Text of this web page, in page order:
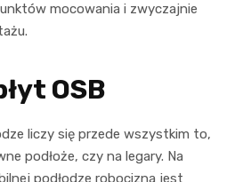
mocowania i zwyczajnie
OSB
liczy się przede wszystkim to,
podłoże, czy na legary. Na
podłodze robocizna jest